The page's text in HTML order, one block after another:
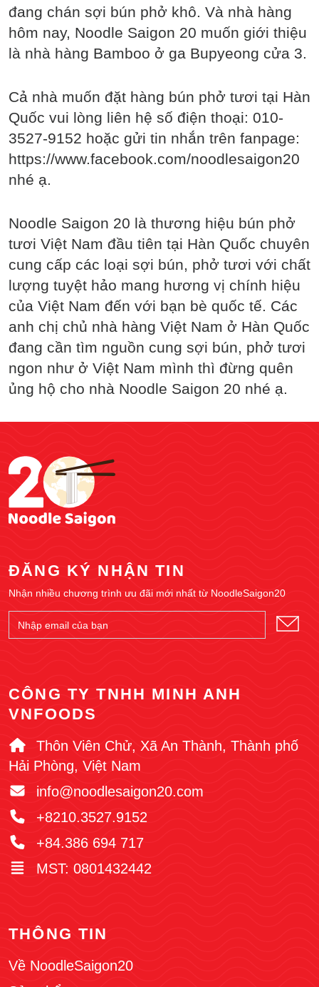
đang chán sợi bún phở khô. Và nhà hàng
hôm nay, Noodle Saigon 20 muốn giới thiệu
là nhà hàng Bamboo ở ga Bupyeong cửa 3.
Cả nhà muốn đặt hàng bún phở tươi tại Hàn
Quốc vui lòng liên hệ số điện thoại: 010-
3527-9152 hoặc gửi tin nhắn trên fanpage:
https://www.facebook.com/noodlesaigon20
nhé ạ.
Noodle Saigon 20 là thương hiệu bún phở
tươi Việt Nam đầu tiên tại Hàn Quốc chuyên
cung cấp các loại sợi bún, phở tươi với chất
lượng tuyệt hảo mang hương vị chính hiệu
của Việt Nam đến với bạn bè quốc tế. Các
anh chị chủ nhà hàng Việt Nam ở Hàn Quốc
đang cần tìm nguồn cung sợi bún, phở tươi
ngon như ở Việt Nam mình thì đừng quên
ủng hộ cho nhà Noodle Saigon 20 nhé ạ.
ĐĂNG KÝ NHẬN TIN
Nhận nhiều chương trình ưu đãi mới nhất từ NoodleSaigon20
CÔNG TY TNHH MINH ANH
VNFOODS
Thôn Viên Chử, Xã An Thành, Thành phố
Hải Phòng, Việt Nam
info@noodlesaigon20.com
+8210.3527.9152
+84.386 694 717
MST: 0801432442
THÔNG TIN
Về NoodleSaigon20